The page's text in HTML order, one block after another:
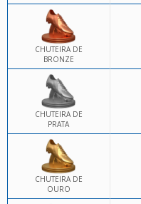
CHUTEIRA DE
BRONZE
CHUTEIRA DE
PRATA
CHUTEIRA DE
OURO